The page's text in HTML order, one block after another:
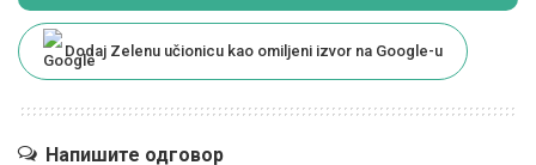
Dodaj Zelenu učionicu kao omiljeni izvor na Google-u
Напишите одговор